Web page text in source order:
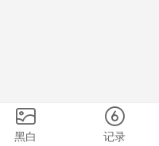
黑白 记录